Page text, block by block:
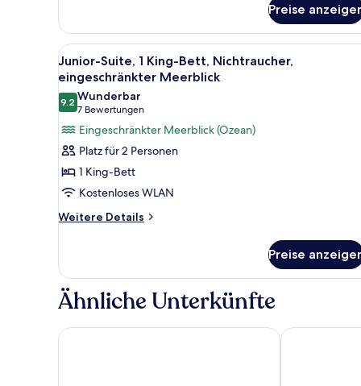
Nichtraucher,
Gartenblick
Preise
Alle
Fotos
für
Junior-
Suite,
1 King-
Bett,
Nichtraucher,
eingeschränkter
Meerblick
Ein Schlafzimmer mit einem
6
Junior-Suite, 1 King-Bett, Nichtraucher,
eingeschränkter Meerblick
9.29.2 von 10
Wunderbar
7 Bewertungen
(7
Bewertungen)
Eingeschränkter Meerblick (Ozean)
Platz für 2 Personen
1 King-Bett
Kostenloses WLAN
Weitere Details
Weitere
Suite,
1 King-
Bett,
eingeschränkter
Preise
Ähnliche Unterkünfte
Gran Marbella Resort & Beach Club Aqua